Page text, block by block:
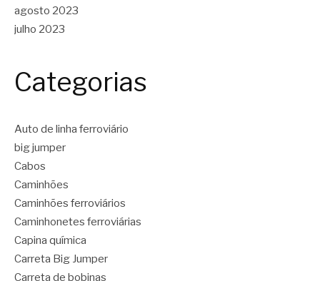
agosto 2023
julho 2023
Categorias
Auto de linha ferroviário
big jumper
Cabos
Caminhões
Caminhões ferroviários
Caminhonetes ferroviárias
Capina química
Carreta Big Jumper
Carreta de bobinas